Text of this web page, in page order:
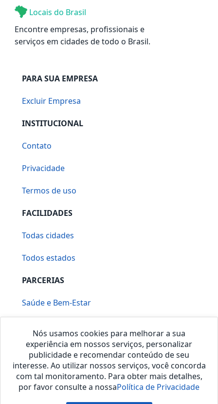
Locais do Brasil
Encontre empresas, profissionais e
serviços em cidades de todo o Brasil.
PARA SUA EMPRESA
Excluir Empresa
INSTITUCIONAL
Contato
Privacidade
Termos de uso
FACILIDADES
Todas cidades
Todos estados
PARCERIAS
Saúde e Bem-Estar
Nós usamos cookies para melhorar a sua
experiência em nossos serviços, personalizar
publicidade e recomendar conteúdo de seu
interesse. Ao utilizar nossos serviços, você concorda
com tal monitoramento. Para obter mais detalhes,
por favor consulte a nossaPolítica de Privacidade